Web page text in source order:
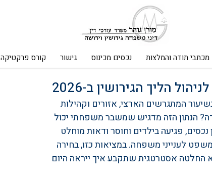
מכתבי תודה והמלצות נכסים מכינוס גישור קורס
הליך הגירושין ב-2026
הירידה הקלה בשיעור המתגרשים הארצי, אזורים וקהילות
הנתון הזה מדגיש שמשבר משפחתי יכול
פגיעה בילדים וחוסר ודאות מוחלט
לענייני משפחה. במציאות כזו, בחירה
החלטה אסטרטגית שתקבע איך ייראה היום